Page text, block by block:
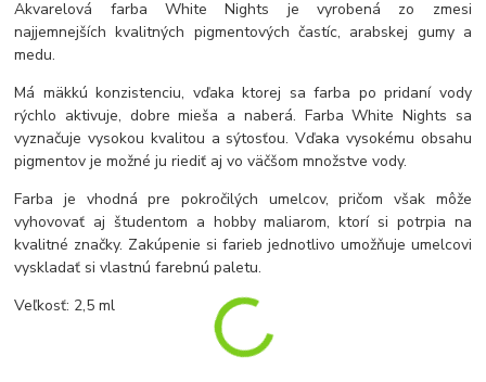
Akvarelová farba White Nights je vyrobená zo zmesi
najjemnejších kvalitných pigmentových častíc, arabskej gumy a
medu.
Má mäkkú konzistenciu, vďaka ktorej sa farba po pridaní vody
rýchlo aktivuje, dobre mieša a naberá. Farba White Nights sa
vyznačuje vysokou kvalitou a sýtosťou. Vďaka vysokému obsahu
pigmentov je možné ju riediť aj vo väčšom množstve vody.
Farba je vhodná pre pokročilých umelcov, pričom však môže
vyhovovať aj študentom a hobby maliarom, ktorí si potrpia na
kvalitné značky. Zakúpenie si farieb jednotlivo umožňuje umelcovi
vyskladať si vlastnú farebnú paletu.
Veľkosť: 2,5 ml